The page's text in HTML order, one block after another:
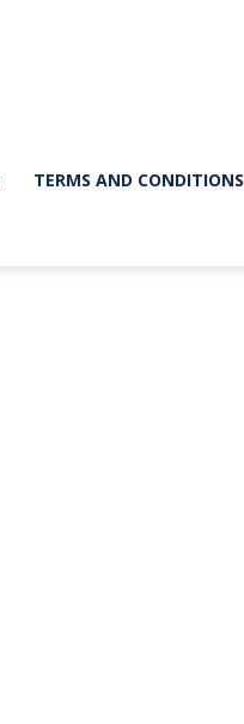
TERMS AND CONDITIONS